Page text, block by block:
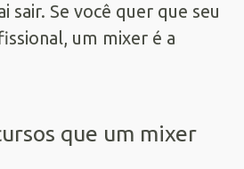
sair. Se você quer que seu
um mixer é a
que um mixer